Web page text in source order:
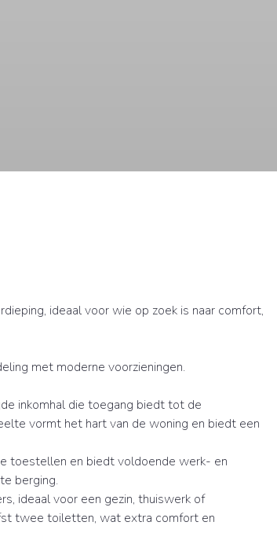
ideaal voor wie op zoek is naar comfort,
met moderne voorzieningen.
inkomhal die toegang biedt tot de
vormt het hart van de woning en biedt een
toestellen en biedt voldoende werk- en
berging.
ideaal voor een gezin, thuiswerk of
twee toiletten, wat extra comfort en